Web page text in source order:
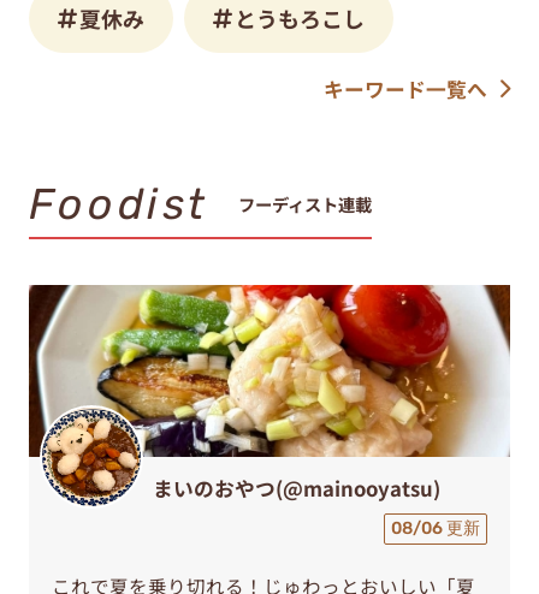
夏休み とうもろこし
キーワード一覧へ
Foodist フーディスト連載
まいのおやつ(@mainooyatsu)
08/06 更新
これで夏を乗り切れる！じゅわっとおいしい「夏